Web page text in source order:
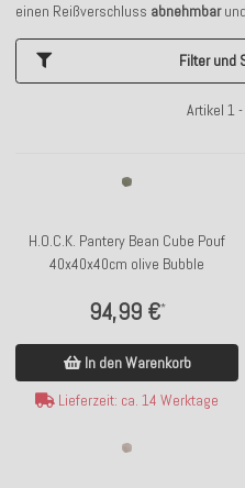
einen Reißverschluss abnehmbarund
Filter und
Artikel 1
H.O.C.K. Pantery Bean Cube Pouf
40x40x40cm olive Bubble
94,99 €*
In den Warenkorb
Lieferzeit: ca. 14 Werktage